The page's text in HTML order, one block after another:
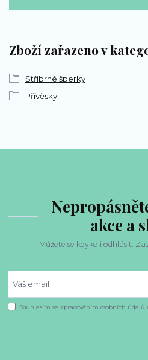
Zboží zařazeno v
Stříbrné šperky
Přívěsky
akce a
Můžete se kdykoli odhlásit.
Souhlasím se zpracováním osobních údajů